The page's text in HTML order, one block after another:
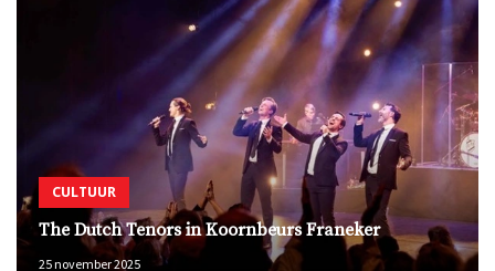
CULTUUR
The Dutch Tenors in Koornbeurs Franeker
25 november 2025